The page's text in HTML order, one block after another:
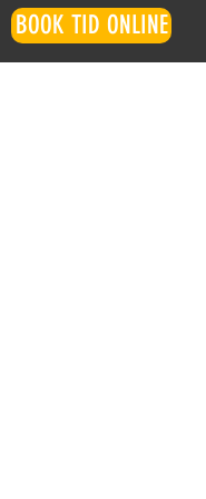
BOOK TID ONLINE